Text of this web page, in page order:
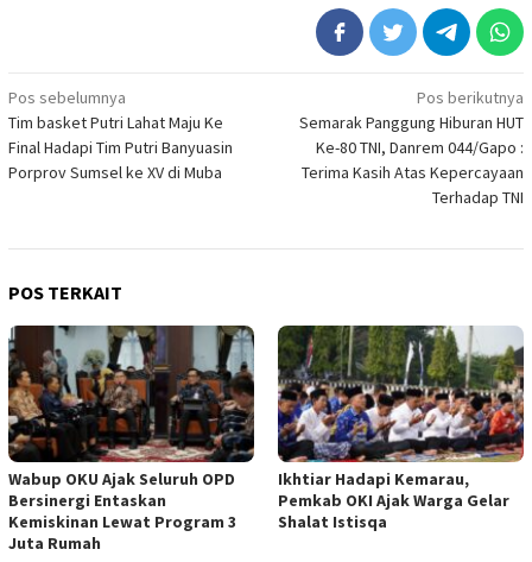
Navigasi
pos
Pos sebelumnya
Tim basket Putri Lahat Maju Ke
Final Hadapi Tim Putri Banyuasin
Porprov Sumsel ke XV di Muba
Pos berikutnya
Semarak Panggung Hiburan HUT
Ke-80 TNI, Danrem 044/Gapo :
Terima Kasih Atas Kepercayaan
Terhadap TNI
POS TERKAIT
Wabup OKU Ajak Seluruh OPD
Bersinergi Entaskan
Kemiskinan Lewat Program 3
Juta Rumah
Ikhtiar Hadapi Kemarau,
Pemkab OKI Ajak Warga Gelar
Shalat Istisqa